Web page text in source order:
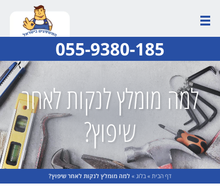
055-9380-185
למה מומלץ לנקות לאחר
שיפוץ?
דף הבית»בלוג» למה מומלץ לנקות לאחר שיפוץ?